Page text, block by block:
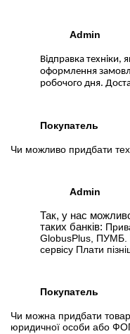
Admin
Відправка техніки,
оформлення
робочого дня.
Покупатель
Чи можливо придбати
Admin
Так, у нас
таких банків:
GlobusPlus, ПУМБ.
сервісу Плати
Покупатель
Чи можна придбати товар
юридичної особи або